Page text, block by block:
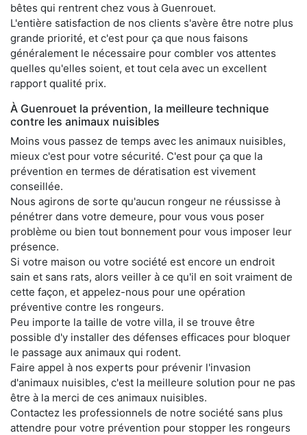
bêtes qui rentrent chez vous à Guenrouet.
L'entière satisfaction de nos clients s'avère être notre plus
grande priorité, et c'est pour ça que nous faisons
généralement le nécessaire pour combler vos attentes
quelles qu'elles soient, et tout cela avec un excellent
rapport qualité prix.
À Guenrouet la prévention, la meilleure technique
contre les animaux nuisibles
Moins vous passez de temps avec les animaux nuisibles,
mieux c'est pour votre sécurité. C'est pour ça que la
prévention en termes de dératisation est vivement
conseillée.
Nous agirons de sorte qu'aucun rongeur ne réussisse à
pénétrer dans votre demeure, pour vous vous poser
problème ou bien tout bonnement pour vous imposer leur
présence.
Si votre maison ou votre société est encore un endroit
sain et sans rats, alors veiller à ce qu'il en soit vraiment de
cette façon, et appelez-nous pour une opération
préventive contre les rongeurs.
Peu importe la taille de votre villa, il se trouve être
possible d'y installer des défenses efficaces pour bloquer
le passage aux animaux qui rodent.
Faire appel à nos experts pour prévenir l'invasion
d'animaux nuisibles, c'est la meilleure solution pour ne pas
être à la merci de ces animaux nuisibles.
Contactez les professionnels de notre société sans plus
attendre pour votre prévention pour stopper les rongeurs